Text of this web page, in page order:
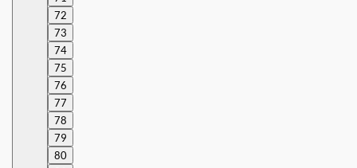
72
73
74
75
76
77
78
79
80